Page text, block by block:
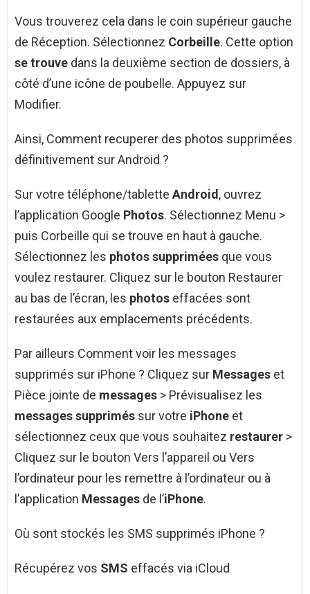
Vous trouverez cela dans le coin supérieur gauche
de Réception. Sélectionnez Corbeille. Cette option
se trouve dans la deuxième section de dossiers, à
côté d’une icône de poubelle. Appuyez sur
Modifier.
Ainsi, Comment recuperer des photos supprimées
définitivement sur Android ?
Sur votre téléphone/tablette Android , ouvrez
l’application Google Photos. Sélectionnez Menu >
puis Corbeille qui se trouve en haut à gauche.
Sélectionnez les photos supprimées que vous
voulez restaurer. Cliquez sur le bouton Restaurer
au bas de l’écran, les photos effacées sont
restaurées aux emplacements précédents.
Par ailleurs Comment voir les messages
supprimés sur iPhone ? Cliquez sur Messages et
Pièce jointe de messages > Prévisualisez les
messages supprimés sur votre iPhone et
sélectionnez ceux que vous souhaitez restaurer >
Cliquez sur le bouton Vers l’appareil ou Vers
l’ordinateur pour les remettre à l’ordinateur ou à
l’application Messages de l’iPhone.
Où sont stockés les SMS supprimés iPhone ?
Récupérez vos SMS effacés via iCloud